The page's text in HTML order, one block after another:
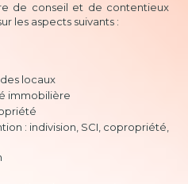
de conseil et de contentieux
les aspects suivants :
locaux
immobilière
: indivision, SCI, copropriété,